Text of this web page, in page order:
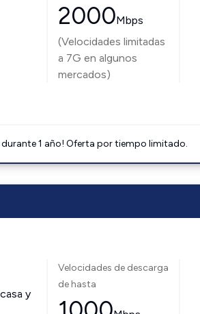
2000Mbps
(Velocidades limitadas
a 7G en algunos
mercados)
1 año! Oferta por tiempo limitado.
y
Velocidades de descarga
de hasta